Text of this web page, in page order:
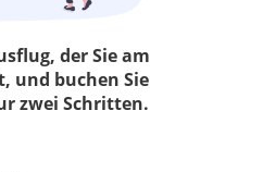
der Sie am
und buchen Sie
zwei Schritten.